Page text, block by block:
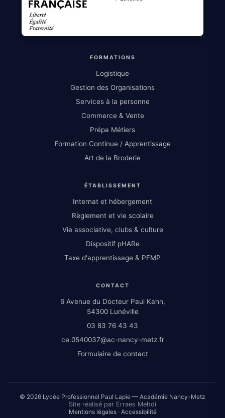
FORMATIONS
Logistique
Gestion des Organisations
Services à la personne
Commerce & Vente
Prépa Métiers
Formation Continue / Apprentissage
Art de la Broderie
ÉTABLISSEMENT
Internat et hébergement
Règlement et vie scolaire
Vie associative, clubs & culture
Dispositif pHARe
Taxe d'apprentissage & PFMP
CONTACT
6 Avenue du Docteur Paul Kahn,
54300 Lunéville
03 83 76 43 43
ce.0540037@ac-nancy-metz.fr
Formulaire de contact
© 2026 Lycée Professionnel Paul Lapie — Académie Nancy-Metz
Site réalisé par Erraes Mehdi
Mentions légales· Accessibilité